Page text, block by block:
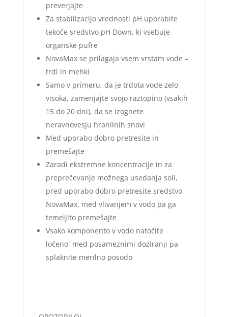
preverjajte
Za stabilizacijo vrednosti pH uporabite
tekoče sredstvo pH Down, ki vsebuje
organske pufre
NovaMax se prilagaja vsem vrstam vode –
trdi in mehki
Samo v primeru, da je trdota vode zelo
visoka, zamenjajte svojo raztopino (vsakih
15 do 20 dni), da se izognete
neravnovesju hranilnih snovi
Med uporabo dobro pretresite in
premešajte
Zaradi ekstremne koncentracije in za
preprečevanje možnega usedanja soli,
pred uporabo dobro pretresite sredstvo
NovaMax, med vlivanjem v vodo pa ga
temeljito premešajte
Vsako komponento v vodo natočite
ločeno, med posameznimi doziranji pa
splaknite merilno posodo